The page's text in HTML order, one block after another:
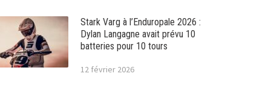
Stark Varg à l’Enduropale 2026 :
Dylan Langagne avait prévu 10
batteries pour 10 tours
12 février 2026